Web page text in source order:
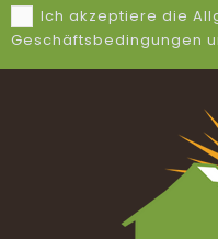
Ich akzeptiere die
Geschäftsbedingungen